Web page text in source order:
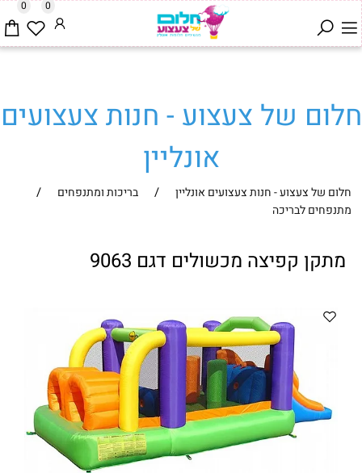
0 0
חלום של צעצוע - חנות צעצועים
אונליין
חלום של צעצוע - חנות צעצועים אונליין / בריכות ומתנפחים /
מתנפחים לבריכה
מתקן קפיצה מכשולים דגם 9063